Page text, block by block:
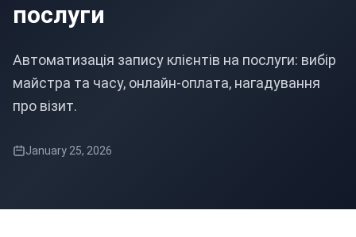
послуги
Автоматизація запису клієнтів на послуги: вибір
майстра та часу, онлайн-оплата, нагадування
про візит.
January 25, 2026